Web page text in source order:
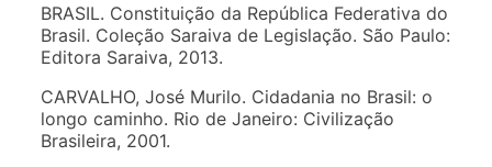
BRASIL. Constituição da República Federativa do
Brasil. Coleção Saraiva de Legislação. São Paulo:
Editora Saraiva, 2013.
CARVALHO, José Murilo. Cidadania no Brasil: o
longo caminho. Rio de Janeiro: Civilização
Brasileira, 2001.